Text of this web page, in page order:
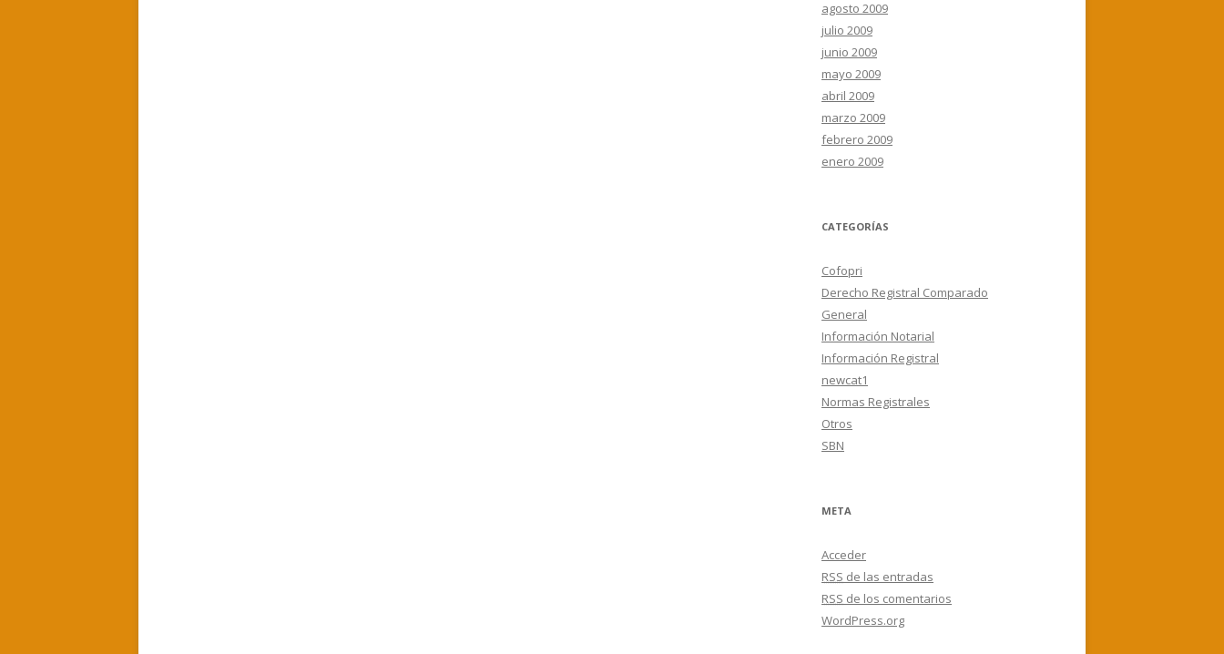
agosto 2009
julio 2009
junio 2009
mayo 2009
abril 2009
marzo 2009
febrero 2009
enero 2009
CATEGORÍAS
Cofopri
Derecho Registral Comparado
General
Información Notarial
Información Registral
newcat1
Normas Registrales
Otros
SBN
META
Acceder
RSS de las entradas
RSS de los comentarios
WordPress.org